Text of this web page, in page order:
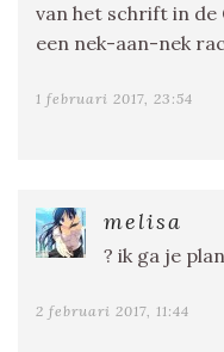
van het schrift in de
een nek-aan-nek
1 februari 2017, 23:54
melisa
? ik ga je
2 februari 2017, 11:44